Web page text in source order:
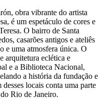
obra vibrante do artista
é um espetáculo de cores e
O bairro de Santa
casarões antigos e ateliês
e uma atmosfera única. O
arquitetura eclética e
e a Biblioteca Nacional,
a história da fundação e
locais conta uma parte
Rio de Janeiro.